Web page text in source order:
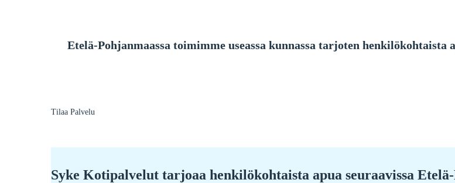
Etelä-Pohjanmaassa toimimme useassa kunnassa tarjoten henkilökohtaista
Tilaa Palvelu
Syke Kotipalvelut tarjoaa henkilökohtaista apua seuraavissa